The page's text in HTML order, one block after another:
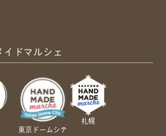
イドマルシェ
東京ドームシテ
札幌